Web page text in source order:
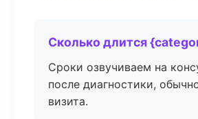
Сколько длится
Сроки озвучиваем на
после диагностики,
визита.